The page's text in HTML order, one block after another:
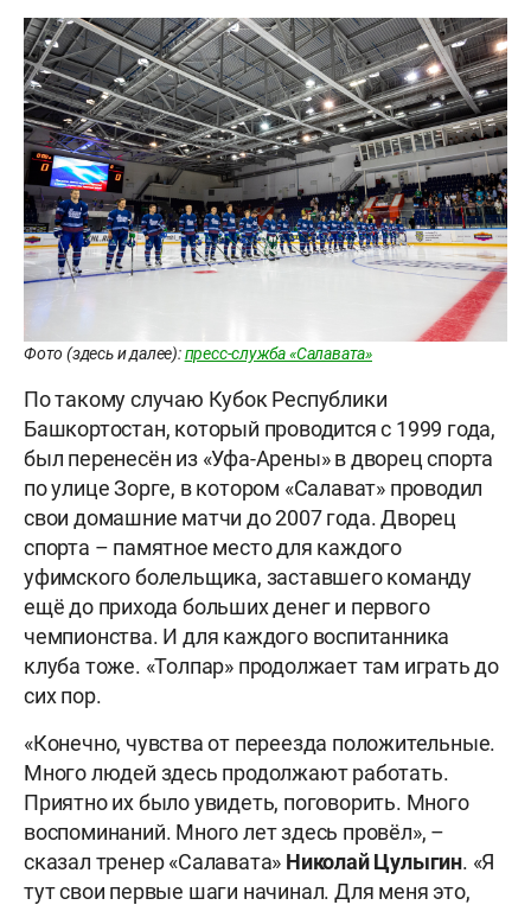
Фото (здесь и далее):пресс-служба «Салавата»
По такому случаю Кубок Республики
Башкортостан, который проводится с 1999 года,
был перенесён из «Уфа-Арены» в дворец спорта
по улице Зорге, в котором «Салават» проводил
свои домашние матчи до 2007 года. Дворец
спорта – памятное место для каждого
уфимского болельщика, заставшего команду
ещё до прихода больших денег и первого
чемпионства. И для каждого воспитанника
клуба тоже. «Толпар» продолжает там играть до
сих пор.
«Конечно, чувства от переезда положительные.
Много людей здесь продолжают работать.
Приятно их было увидеть, поговорить. Много
воспоминаний. Много лет здесь провёл», –
сказал тренер «Салавата» Николай Цулыгин. «Я
тут свои первые шаги начинал. Для меня это,